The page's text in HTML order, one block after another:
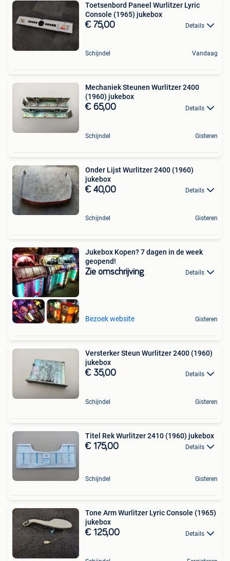
Toetsenbord Paneel Wurlitzer Lyric
Console (1965) jukebox
€ 75,00 Details
Schijndel Vandaag
Mechaniek Steunen Wurlitzer 2400
(1960) jukebox
€ 65,00 Details
Schijndel Gisteren
Onder Lijst Wurlitzer 2400 (1960)
jukebox
€ 40,00 Details
Schijndel Gisteren
Jukebox Kopen? 7 dagen in de week
geopend!
Zie omschrijving Details
Bezoek website Gisteren
Versterker Steun Wurlitzer 2400 (1960)
jukebox
€ 35,00 Details
Schijndel Gisteren
Titel Rek Wurlitzer 2410 (1960) jukebox
€ 175,00 Details
Schijndel Gisteren
Tone Arm Wurlitzer Lyric Console (1965)
jukebox
€ 125,00 Details